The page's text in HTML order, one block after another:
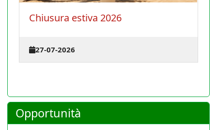
Chiusura estiva 2026
27-07-2026
Opportunità